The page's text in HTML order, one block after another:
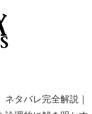
ネタバレ完全解説｜